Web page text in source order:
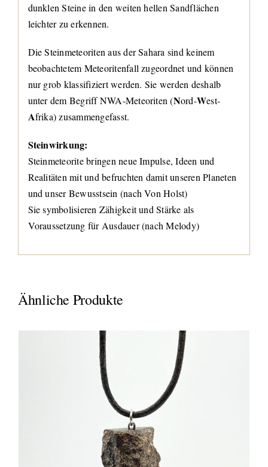
dunklen Steine in den weiten hellen Sandflächen
leichter zu erkennen.
Die Steinmeteoriten aus der Sahara sind keinem
beobachtetem Meteoritenfall zugeordnet und können
nur grob klassifiziert werden. Sie werden deshalb
unter dem Begriff NWA-Meteoriten (Nord-West-
Afrika) zusammengefasst.
Steinwirkung:
Steinmeteorite bringen neue Impulse, Ideen und
Realitäten mit und befruchten damit unseren Planeten
und unser Bewusstsein (nach Von Holst)
Sie symbolisieren Zähigkeit und Stärke als
Voraussetzung für Ausdauer (nach Melody)
Ähnliche Produkte